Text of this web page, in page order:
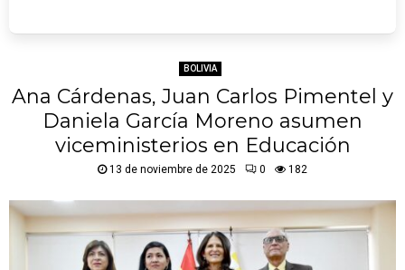
BOLIVIA
Ana Cárdenas, Juan Carlos Pimentel y
Daniela García Moreno asumen
viceministerios en Educación
13 de noviembre de 2025 0 182